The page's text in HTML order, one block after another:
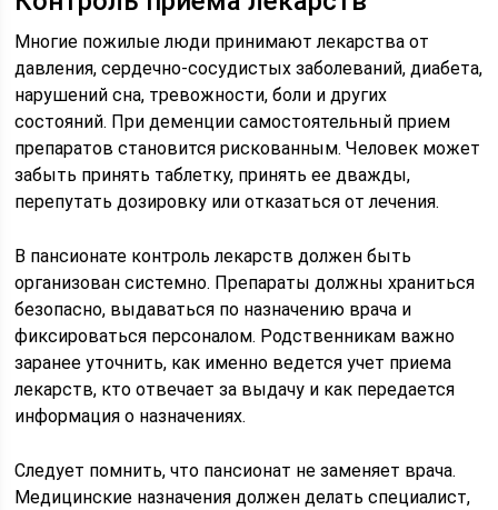
Многие пожилые люди принимают лекарства от
давления, сердечно-сосудистых заболеваний, диабета,
нарушений сна, тревожности, боли и других
состояний. При деменции самостоятельный прием
препаратов становится рискованным. Человек может
забыть принять таблетку, принять ее дважды,
перепутать дозировку или отказаться от лечения.
В пансионате контроль лекарств должен быть
организован системно. Препараты должны храниться
безопасно, выдаваться по назначению врача и
фиксироваться персоналом. Родственникам важно
заранее уточнить, как именно ведется учет приема
лекарств, кто отвечает за выдачу и как передается
информация о назначениях.
Следует помнить, что пансионат не заменяет врача.
Медицинские назначения должен делать специалист,